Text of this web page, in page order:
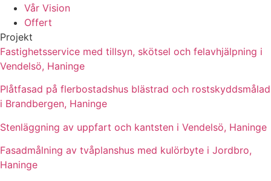
Vår Vision
Offert
Projekt
Fastighetsservice med tillsyn, skötsel och felavhjälpning i
Vendelsö, Haninge
Plåtfasad på flerbostadshus blästrad och rostskyddsmålad
i Brandbergen, Haninge
Stenläggning av uppfart och kantsten i Vendelsö, Haninge
Fasadmålning av tvåplanshus med kulörbyte i Jordbro,
Haninge